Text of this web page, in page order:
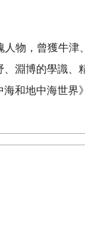
物，曾獲牛
淵博的學識
海和地中海世界